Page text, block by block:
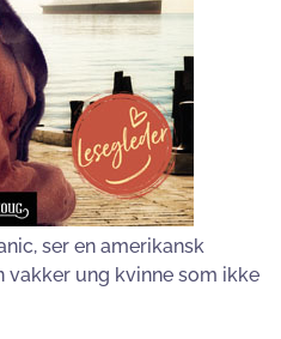
ser en amerikansk
ung kvinne som ikke